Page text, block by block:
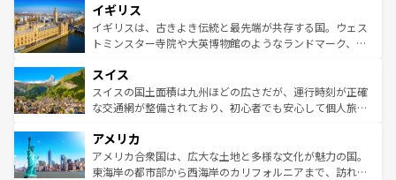
いる。シャンパンの発祥地であるランス、プロヴァンスの
香り高いラベンダー畑など、多彩な楽しみ方が可能だ。さ
らに、パリ以外の地域にも魅力が溢れており、どの街角に
れる地方に足を運ぶとそれぞれで全く異なる文化を体験で
きるだろう。 なお、新着のフランス情報はコンテンツ一覧
を参照してほしい。
顔を持つこの国は、どこを歩いても飽きることがない。ベ
ルリンの文化的活気、バイエルン州のアルプスの絶景、そ
してライン川沿いのワイン畑といった風景は必見。ビール
は、お酒好きな人にはぜひ体験してほしい。 なお、新着の
ドイツ情報はコンテンツ一覧を参照してほしい。
イギリス
イギリスは、古きよき伝統と最先端が共存する国。ウェス
トミンスター寺院や大英博物館のようなランドマーク、歴
リアごとに異なる魅力がある。また、優雅なアフタヌーン
ティー、ビール好きにはたまらない英国パブ、サッカー観
戦など、本場だからこそできる体験も豊富。イギリスを旅
ンツ一覧を参照してほしい。
スイス
スイスの国土面積は九州ほどの広さだが、運行時刻が正確
な交通網が整備されており、初心者でも安心して個人旅行
の建物がそのまま残る町や、スイスならではのユニークな
博物館もあり、アルプス観光だけでなく町歩きも満喫する
ことができる。国民の所得が高いため物価も高いが、旅行
アメリカ
アメリカ合衆国は、広大な土地と多様な文化が魅力の国。
東海岸の都市部から西海岸のカリフォルニアまで、訪れる